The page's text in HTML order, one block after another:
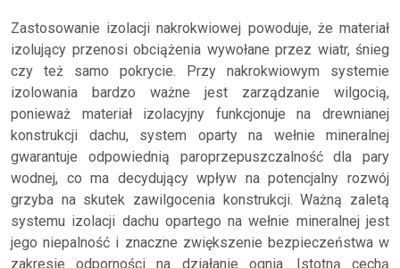
Zastosowanie izolacji nakrokwiowej powoduje, że materiał
izolujący przenosi obciążenia wywołane przez wiatr, śnieg
czy też samo pokrycie. Przy nakrokwiowym systemie
izolowania bardzo ważne jest zarządzanie wilgocią,
ponieważ materiał izolacyjny funkcjonuje na drewnianej
konstrukcji dachu, system oparty na wełnie mineralnej
gwarantuje odpowiednią paroprzepuszczalność dla pary
wodnej, co ma decydujący wpływ na potencjalny rozwój
grzyba na skutek zawilgocenia konstrukcji. Ważną zaletą
systemu izolacji dachu opartego na wełnie mineralnej jest
jego niepalność i znaczne zwiększenie bezpieczeństwa w
zakresie odporności na działanie ognia. Istotną cechą